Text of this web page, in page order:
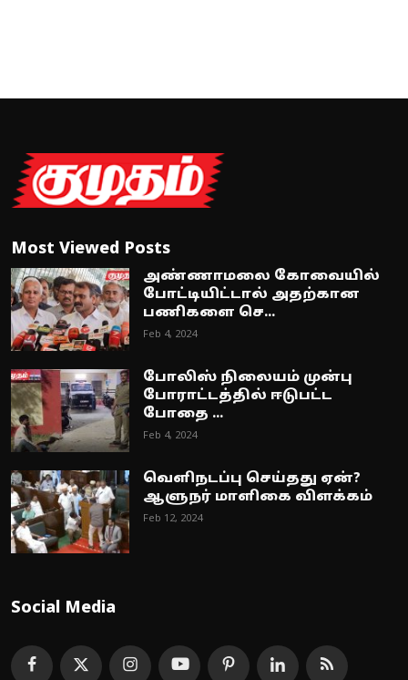
Most Viewed Posts
அண்ணாமலை கோவையில்
போட்டியிட்டால் அதற்கான
பணிகளை செ...
Feb 4, 2024
போலிஸ் நிலையம் முன்பு
போராட்டத்தில் ஈடுபட்ட
போதை ...
Feb 4, 2024
வெளிநடப்பு செய்தது ஏன்?
ஆளுநர் மாளிகை விளக்கம்
Feb 12, 2024
Social Media